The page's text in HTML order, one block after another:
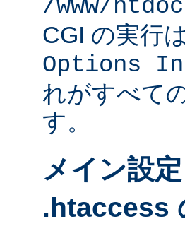
/www/
CGI の実行
Options
れがすべて
す。
メイン設
.htaccess